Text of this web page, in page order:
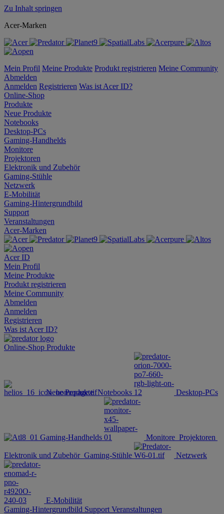
Zu Inhalt springen
Acer-Marken
Mein Profil Meine Produkte Produkt registrieren Meine Community
Abmelden
Anmelden Registrieren Was ist Acer ID?
Online-Shop
Produkte
Neue Produkte
Notebooks
Desktop-PCs
Gaming-Handhelds
Monitore
Projektoren
Elektronik und Zubehör
Gaming-Stühle
Netzwerk
E-Mobilität
Gaming-Hintergrundbild
Support
Veranstaltungen
Acer-Marken
Acer ID
Mein Profil
Meine Produkte
Produkt registrieren
Meine Community
Abmelden
Anmelden
Registrieren
Was ist Acer ID?
Online-Shop Produkte
Neue Produkte Notebooks Desktop-PCs
Gaming-Handhelds Monitore Projektoren
Elektronik und Zubehör Gaming-Stühle Netzwerk
E-Mobilität
Gaming-Hintergrundbild Support Veranstaltungen